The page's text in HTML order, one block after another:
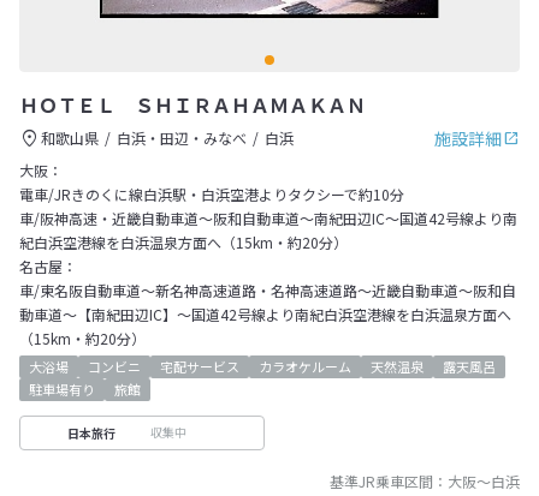
ＨＯＴＥＬ ＳＨＩＲＡＨＡＭＡＫＡＮ
施設詳細
和歌山県 白浜・田辺・みなべ
白浜
大阪：
電車/JRきのくに線白浜駅・白浜空港よりタクシーで約10分
車/阪神高速・近畿自動車道～阪和自動車道～南紀田辺IC～国道42号線より南
紀白浜空港線を白浜温泉方面へ（15km・約20分）
名古屋：
車/東名阪自動車道～新名神高速道路・名神高速道路～近畿自動車道～阪和自
動車道～【南紀田辺IC】～国道42号線より南紀白浜空港線を白浜温泉方面へ
（15km・約20分）
大浴場 コンビニ 宅配サービス カラオケルーム 天然温泉
露天風呂
駐車場有り
旅館
日本旅行 収集中
基準JR乗車区間： 大阪～白浜